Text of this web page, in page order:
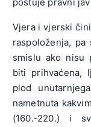
Vjera i vjerski
raspoloženja,
smislu ako nisu
biti prihvaćena,
plod
nametnuta
(160.-220.) i